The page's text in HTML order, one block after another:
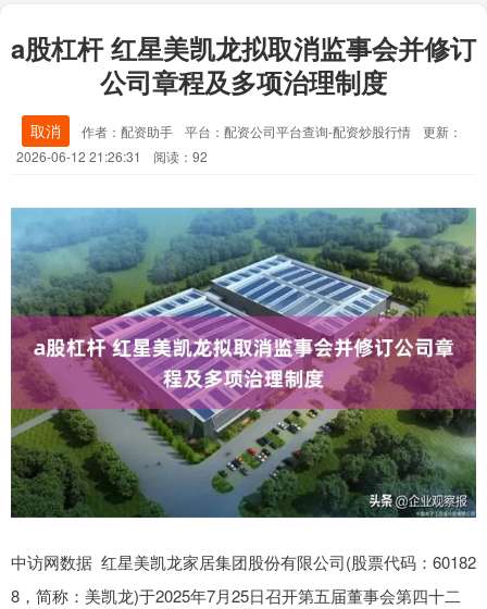
a股杠杆 红星美凯龙拟取消监事会并修订
公司章程及多项治理制度
取消 作者：配资助手 平台：配资公司平台查询-配资炒股行情
更新：
2026-06-12 21:26:31
阅读：92
中访网数据 红星美凯龙家居集团股份有限公司(股票代码：60182
8，简称：美凯龙)于2025年7月25日召开第五届董事会第四十二